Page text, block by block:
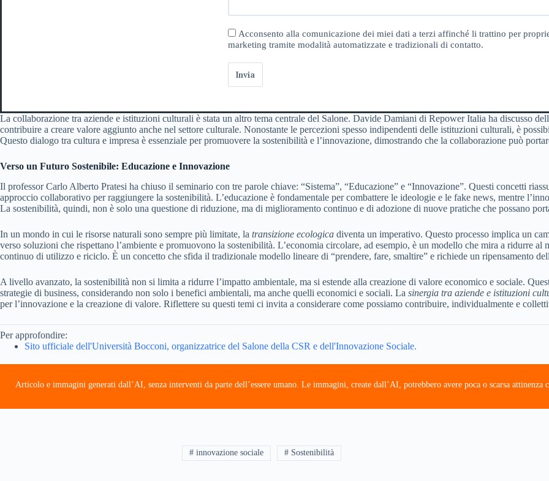
Acconsento alla comunicazione dei miei dati a terzi affinché li trattino per
marketing tramite modalità automatizzate e tradizionali di contatto.
Invia
La collaborazione tra aziende e istituzioni culturali è stata un altro tema centrale del Salone. Davide Damiani di Repower Italia ha discusso
contribuire a creare valore aggiunto anche nel settore culturale. Nonostante le percezioni spesso indipendenti delle istituzioni culturali, è
Questo dialogo tra cultura e impresa è essenziale per promuovere la sostenibilità e l’innovazione, dimostrando che la collaborazione può
Verso un Futuro Sostenibile: Educazione e Innovazione
Il professor Carlo Alberto Pratesi ha chiuso il seminario con tre parole chiave: “Sistema”, “Educazione” e “Innovazione”. Questi concetti
approccio collaborativo per raggiungere la sostenibilità. L’educazione è fondamentale per combattere le ideologie e le fake news, mentre
La sostenibilità, quindi, non è solo una questione di riduzione, ma di miglioramento continuo e di adozione di nuove pratiche che possano
In un mondo in cui le risorse naturali sono sempre più limitate, la transizione ecologica diventa un imperativo. Questo processo implica un
verso soluzioni che rispettano l’ambiente e promuovono la sostenibilità. L’economia circolare, ad esempio, è un modello che mira a ridurre
continuo di utilizzo e riciclo. È un concetto che sfida il tradizionale modello lineare di “prendere, fare, smaltire” e richiede un ripensamento
A livello avanzato, la sostenibilità non si limita a ridurre l’impatto ambientale, ma si estende alla creazione di valore economico e sociale.
strategie di business, considerando non solo i benefici ambientali, ma anche quelli economici e sociali. La sinergia tra aziende e istituzioni
per l’innovazione e la creazione di valore. Riflettere su questi temi ci invita a considerare come possiamo contribuire, individualmente e
Per approfondire:
Sito ufficiale dell'Università Bocconi, organizzatrice del Salone della CSR e dell'Innovazione Sociale.
Articolo e immagini generati dall’AI, senza interventi da parte dell’essere umano. Le immagini, create dall’AI, potrebbero avere poca o scarsa attinenza
# innovazione sociale # Sostenibilità